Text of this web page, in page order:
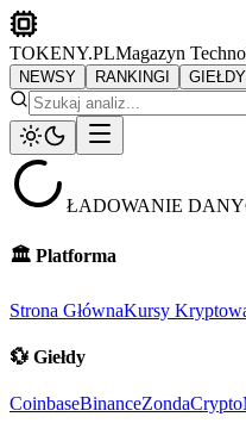
TOKENY.PLMagazyn
NEWSY RANKINGI GIEŁDY
ŁADOWANIE
🏛️ Platforma
Strona GłównaKursy
💱 Giełdy
CoinbaseBinanceZondaCrypto